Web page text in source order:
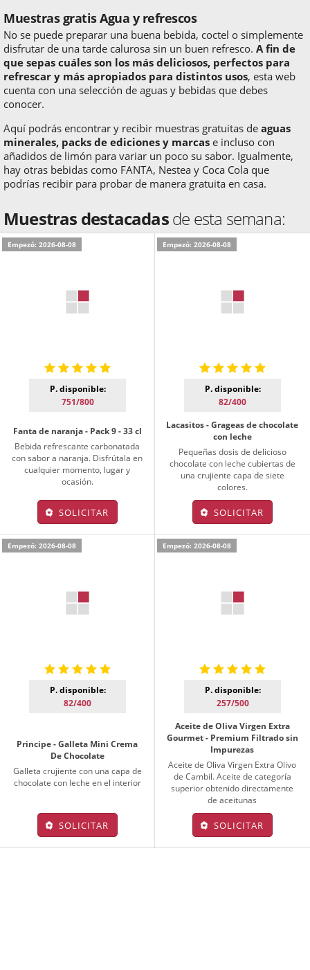
Muestras gratis Agua y refrescos
No se puede preparar una buena bebida, coctel o simplemente
disfrutar de una tarde calurosa sin un buen refresco. A fin de
que sepas cuáles son los más deliciosos, perfectos para
refrescar y más apropiados para distintos usos, esta web
cuenta con una selección de aguas y bebidas que debes
conocer.
Aquí podrás encontrar y recibir muestras gratuitas de aguas
minerales, packs de ediciones y marcas e incluso con
añadidos de limón para variar un poco su sabor. Igualmente,
hay otras bebidas como FANTA, Nestea y Coca Cola que
podrías recibir para probar de manera gratuita en casa.
Muestras destacadasde esta semana:
Empezó: 2026-08-08
P. disponible:
751/800
Fanta de naranja - Pack 9 - 33 cl
Bebida refrescante carbonatada
con sabor a naranja. Disfrútala en
cualquier momento, lugar y
ocasión.
SOLICITAR
Empezó: 2026-08-08
P. disponible:
82/400
Lacasitos - Grageas de chocolate
con leche
Pequeñas dosis de delicioso
chocolate con leche cubiertas de
una crujiente capa de siete
colores.
SOLICITAR
Empezó: 2026-08-08
P. disponible:
82/400
Principe - Galleta Mini Crema
De Chocolate
Galleta crujiente con una capa de
chocolate con leche en el interior
SOLICITAR
Empezó: 2026-08-08
P. disponible:
257/500
Aceite de Oliva Virgen Extra
Gourmet - Premium Filtrado sin
Impurezas
Aceite de Oliva Virgen Extra Olivo
de Cambil. Aceite de categoría
superior obtenido directamente
de aceitunas
SOLICITAR